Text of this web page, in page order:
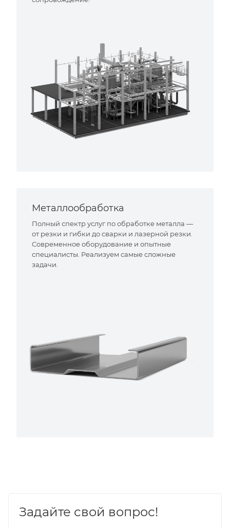
Металлообработка
Полный спектр услуг по обработке металла —
от резки и гибки до сварки и лазерной резки.
Современное оборудование и опытные
специалисты. Реализуем самые сложные
задачи.
Задайте свой вопрос!